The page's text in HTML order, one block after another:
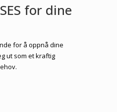
for dine
for å oppnå dine
ut som et kraftig